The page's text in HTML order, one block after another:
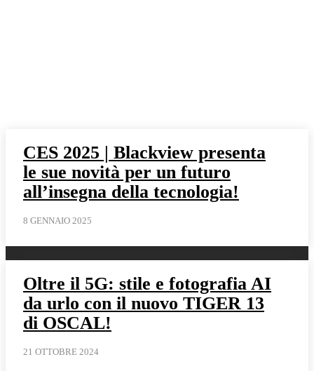
CES 2025 | Blackview presenta
le sue novità per un futuro
all’insegna della tecnologia!
8 GENNAIO 2025
Oltre il 5G: stile e fotografia AI
da urlo con il nuovo TIGER 13
di OSCAL!
21 OTTOBRE 2024